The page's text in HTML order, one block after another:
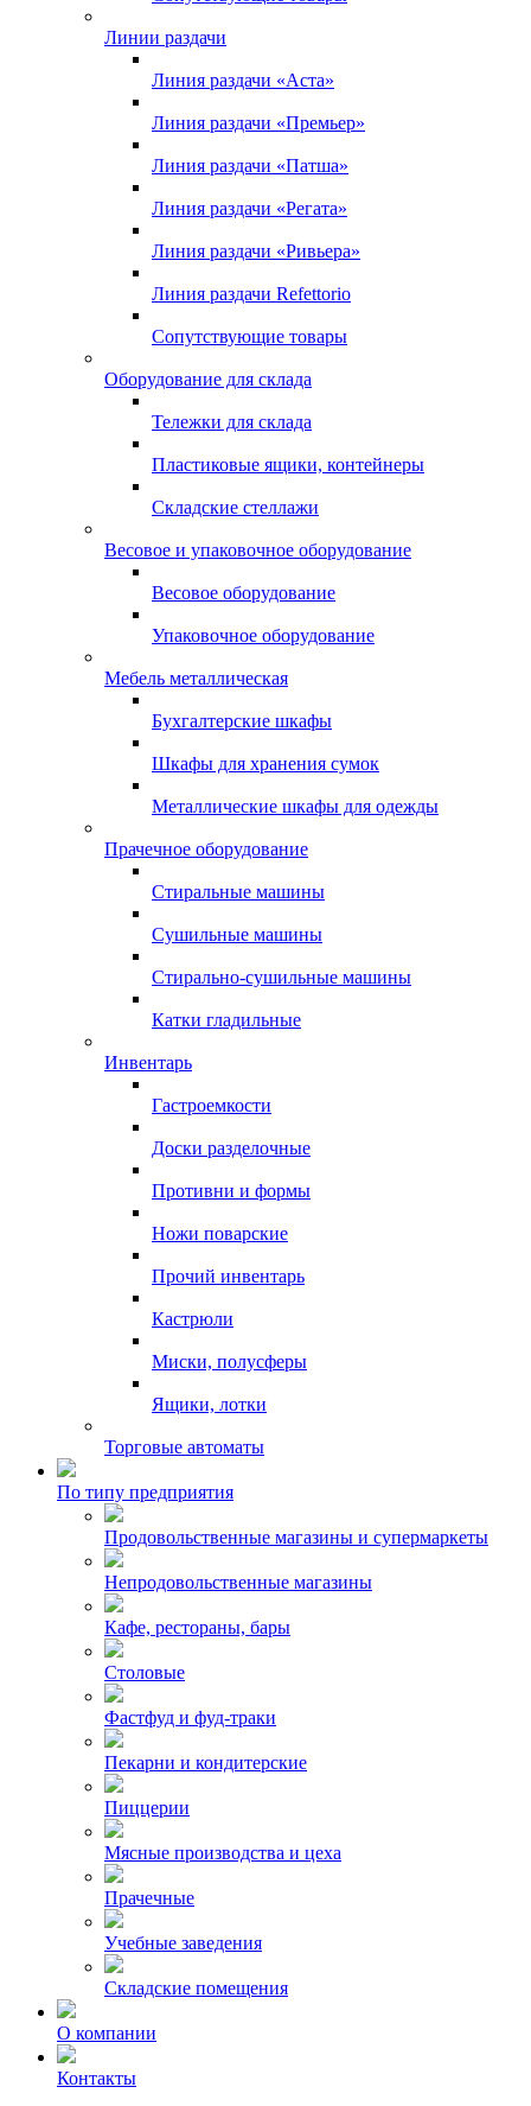
Линии раздачи
Линия раздачи «Аста»
Линия раздачи «Премьер»
Линия раздачи «Патша»
Линия раздачи «Регата»
Линия раздачи «Ривьера»
Линия раздачи Refettorio
Сопутствующие товары
Оборудование для склада
Тележки для склада
Пластиковые ящики, контейнеры
Складские стеллажи
Весовое и упаковочное оборудование
Весовое оборудование
Упаковочное оборудование
Мебель металлическая
Бухгалтерские шкафы
Шкафы для хранения сумок
Металлические шкафы для одежды
Прачечное оборудование
Стиральные машины
Сушильные машины
Стирально-сушильные машины
Катки гладильные
Инвентарь
Гастроемкости
Доски разделочные
Противни и формы
Ножи поварские
Прочий инвентарь
Кастрюли
Миски, полусферы
Ящики, лотки
Торговые автоматы
По типу предприятия
Продовольственные магазины и супермаркеты
Непродовольственные магазины
Кафе, рестораны, бары
Столовые
Фастфуд и фуд-траки
Пекарни и кондитерские
Пиццерии
Мясные производства и цеха
Прачечные
Учебные заведения
Складские помещения
О компании
Контакты